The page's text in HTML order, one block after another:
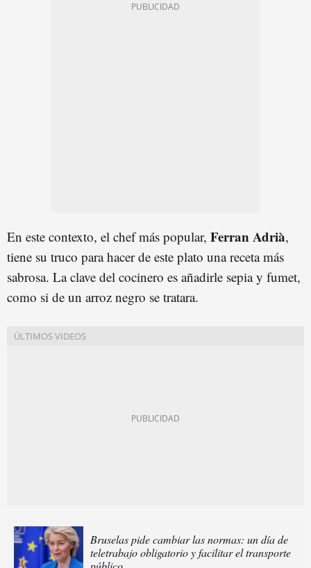
En este contexto, el chef más popular, Ferran Adrià,
tiene su truco para hacer de este plato una receta más
sabrosa. La clave del cocinero es añadirle sepia y fumet,
como si de un arroz negro se tratara.
Bruselas pide cambiar las normas: un día de
teletrabajo obligatorio y facilitar el transporte